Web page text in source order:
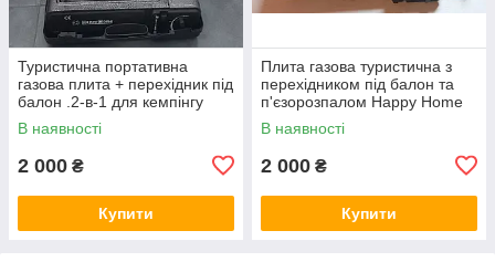
Туристична портативна
газова плита + перехідник під
балон .2-в-1 для кемпінгу
В наявності
2 000 ₴
Купити
Плита газова туристична з
перехідником під балон та
п'єзорозпалом Happy Home
BDZ-155A
В наявності
2 000 ₴
Купити